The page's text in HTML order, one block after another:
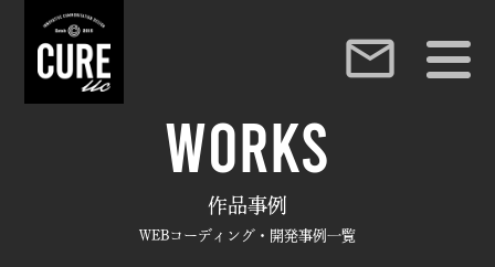
【東京】デザイン制作・ブランドデザイン
mail_outline
WORKS
作品事例
WEBコーディング・開発事例一覧